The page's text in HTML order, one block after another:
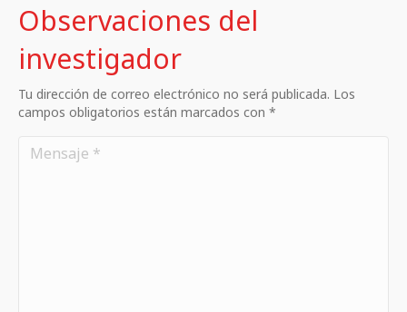
Observaciones del
investigador
Tu dirección de correo electrónico no será publicada. Los
campos obligatorios están marcados con *